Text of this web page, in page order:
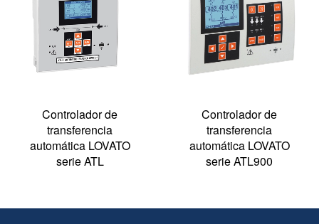
Controlador de
transferencia
automática LOVATO
serie ATL
Controlador de
transferencia
automática LOVATO
serie ATL900